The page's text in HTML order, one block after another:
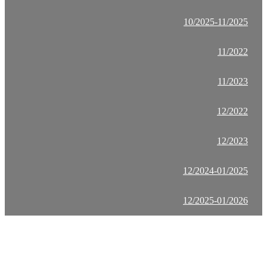
10/2025-11/2025
11/2022
11/2023
12/2022
12/2023
12/2024-01/2025
12/2025-01/2026